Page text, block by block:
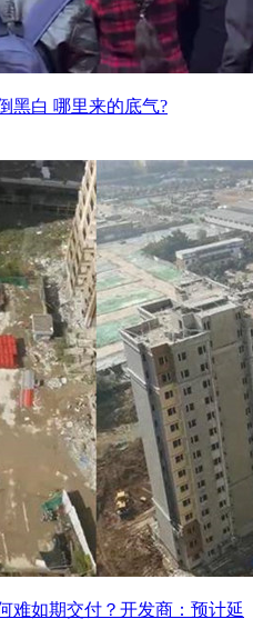
黑白 哪里来的底气?
难如期交付？开发商：预计延